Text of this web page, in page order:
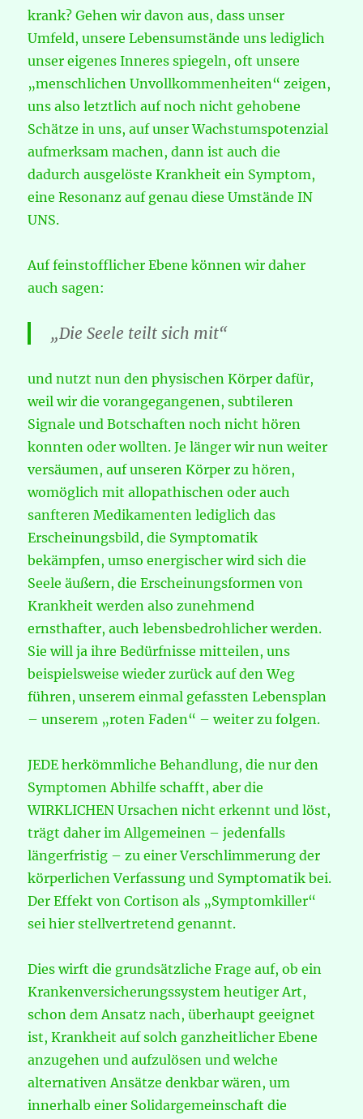
krank? Gehen wir davon aus, dass unser
Umfeld, unsere Lebensumstände uns lediglich
unser eigenes Inneres spiegeln, oft unsere
„menschlichen Unvollkommenheiten“ zeigen,
uns also letztlich auf noch nicht gehobene
Schätze in uns, auf unser Wachstumspotenzial
aufmerksam machen, dann ist auch die
dadurch ausgelöste Krankheit ein Symptom,
eine Resonanz auf genau diese Umstände IN
UNS.
Auf feinstofflicher Ebene können wir daher
auch sagen:
„Die Seele teilt sich mit“
und nutzt nun den physischen Körper dafür,
weil wir die vorangegangenen, subtileren
Signale und Botschaften noch nicht hören
konnten oder wollten. Je länger wir nun weiter
versäumen, auf unseren Körper zu hören,
womöglich mit allopathischen oder auch
sanfteren Medikamenten lediglich das
Erscheinungsbild, die Symptomatik
bekämpfen, umso energischer wird sich die
Seele äußern, die Erscheinungsformen von
Krankheit werden also zunehmend
ernsthafter, auch lebensbedrohlicher werden.
Sie will ja ihre Bedürfnisse mitteilen, uns
beispielsweise wieder zurück auf den Weg
führen, unserem einmal gefassten Lebensplan
– unserem „roten Faden“ – weiter zu folgen.
JEDE herkömmliche Behandlung, die nur den
Symptomen Abhilfe schafft, aber die
WIRKLICHEN Ursachen nicht erkennt und löst,
trägt daher im Allgemeinen – jedenfalls
längerfristig – zu einer Verschlimmerung der
körperlichen Verfassung und Symptomatik bei.
Der Effekt von Cortison als „Symptomkiller“
sei hier stellvertretend genannt.
Dies wirft die grundsätzliche Frage auf, ob ein
Krankenversicherungssystem heutiger Art,
schon dem Ansatz nach, überhaupt geeignet
ist, Krankheit auf solch ganzheitlicher Ebene
anzugehen und aufzulösen und welche
alternativen Ansätze denkbar wären, um
innerhalb einer Solidargemeinschaft die